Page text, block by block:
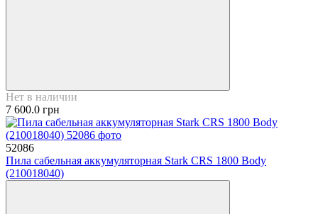
Нет в наличии
7 600.0 грн
52086
Пила сабельная аккумуляторная Stark CRS 1800 Body
(210018040)